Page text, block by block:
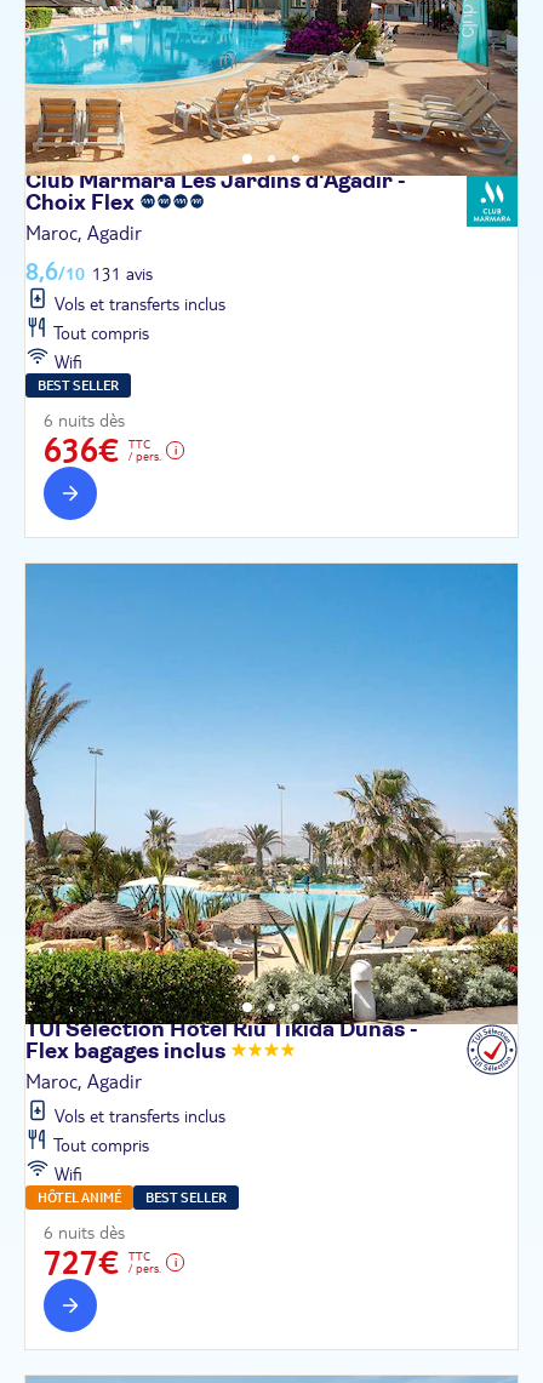
Club Marmara Les Jardins d'Agadir -
Choix Flex
Maroc, Agadir
8,6/10 131 avis
Vols et transferts inclus
Tout compris
Wifi
BEST SELLER
6 nuits dès
636€
TTC
/ pers.
TUI Sélection Hôtel Riu Tikida Dunas -
Flex bagages inclus
Maroc, Agadir
Vols et transferts inclus
Tout compris
Wifi
HÔTEL ANIMÉ BEST SELLER
6 nuits dès
727€
TTC
/ pers.